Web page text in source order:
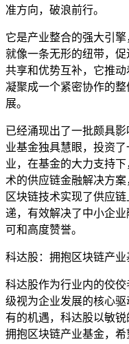
准方向，破浪前行。
它是产业整合的强大引
就像一条无形的纽带，
共享和优势互补，它推动
凝聚成一个紧密协作的
展。
已经涌现出了一批颇具
业基金独具慧眼，投资
业，在基金的大力支持
术的供应链金融解决方
区块链技术实现了供应
递，有效解决了中小企
可和高度赞誉。
科达股：拥抱区块链产
科达股作为行业内的佼
级视为企业发展的核心
有的机遇，科达股以敏
拥抱区块链产业基金，